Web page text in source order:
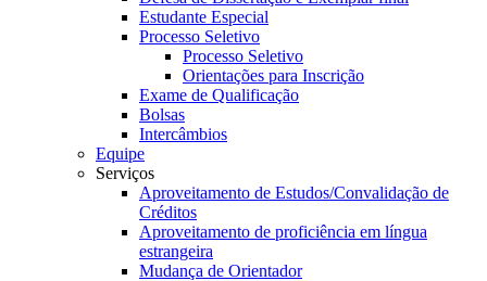
Estudante Especial
Processo Seletivo
Processo Seletivo
Orientações para Inscrição
Exame de Qualificação
Bolsas
Intercâmbios
Equipe
Serviços
Aproveitamento de Estudos/Convalidação de
Créditos
Aproveitamento de proficiência em língua
estrangeira
Mudança de Orientador